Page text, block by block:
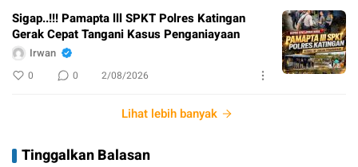
Sigap..!!! Pamapta lll SPKT Polres Katingan
Gerak Cepat Tangani Kasus Penganiayaan
Irwan
0 0 2/08/2026
Lihat lebih banyak
Tinggalkan Balasan